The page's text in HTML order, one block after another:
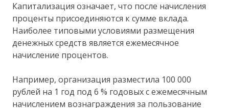
Капитализация означает, что после начисления
проценты присоединяются к сумме вклада.
Наиболее типовыми условиями размещения
денежных средств является ежемесячное
начисление процентов.
Например, организация разместила 100 000
рублей на 1 год под 6 % годовых с ежемесячным
начислением вознаграждения за пользование